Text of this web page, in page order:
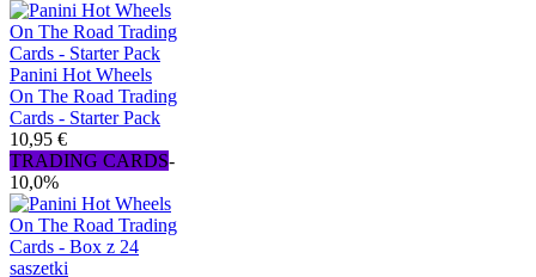
Panini Hot Wheels
On The Road Trading
Cards - Starter Pack
10,95 €
TRADING CARDS-
10,0%